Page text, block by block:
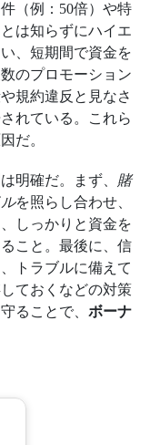
（例：50倍）や特
は知らずにハイエ
、短期間で資金を
のプロモーション
規約違反と見なさ
れている。これら
だ。
明確だ。まず、 賭
を照らし合わせ、
しっかりと資金を
こと。最後に、信
トラブルに備えて
ておくなどの対策
ることで、 ボーナ